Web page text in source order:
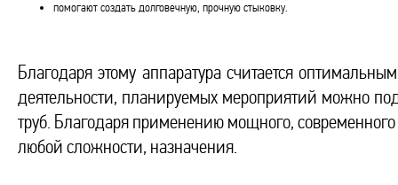
помогают создать долговечную, прочную стыковку.
Благодаря этому аппаратура считается
деятельности, планируемых мероприятий можно
труб. Благодаря применению мощного,
любой сложности, назначения.